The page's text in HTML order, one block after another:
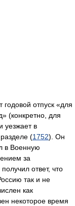
отпуск «для
(конкретно, для
уезжает в
(1752). Он
в Военную
за
ответ, что
так и не
как
некоторое время